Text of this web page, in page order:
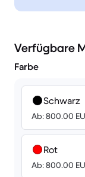
Verfügbare
Farbe
Schwarz
Ab: 800.00
Rot
Ab: 800.00